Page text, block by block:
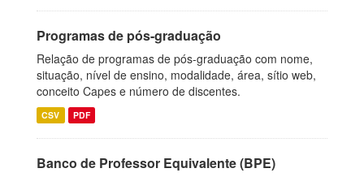
Programas de pós-graduação
Relação de programas de pós-graduação com nome,
situação, nível de ensino, modalidade, área, sítio web,
conceito Capes e número de discentes.
CSV PDF
Banco de Professor Equivalente (BPE)